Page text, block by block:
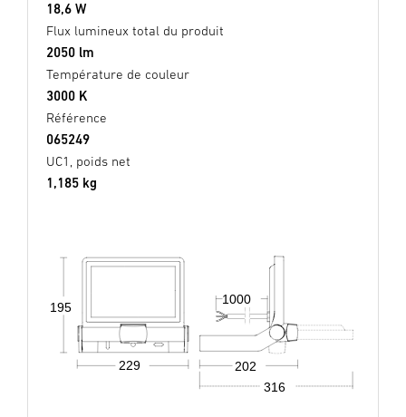
18,6 W
Flux lumineux total du produit
2050 lm
Température de couleur
3000 K
Référence
065249
UC1, poids net
1,185 kg
229
1000
202
316
195